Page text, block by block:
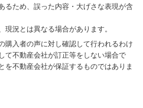
るため、誤った内容・大げさな表現が含
況とは異なる場合があります。
購入者の声に対し確認して行われるわけ
て不動産会社が訂正等をしない場合で
を不動産会社が保証するものではありま